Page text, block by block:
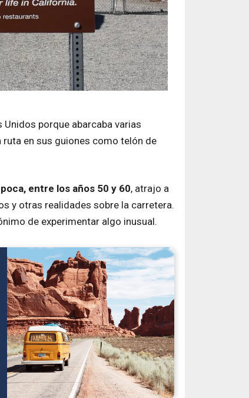
porque abarcaba varias
en sus guiones como telón de
entre los años 50 y 60, atrajo a
y otras realidades sobre la carretera.
de experimentar algo inusual.